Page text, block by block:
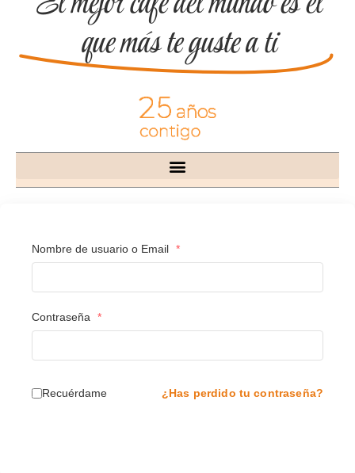
que más te guste a ti
Nombre de usuario o Email *
Contraseña *
Recuérdame ¿Has perdido tu contraseña?